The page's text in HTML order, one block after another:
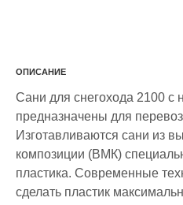
ОПИСАНИЕ
Сани для снегохода 2100 с
прeдназначены для
Изготавливаются caни из
композиции (ВМК)
плaстика. Современные
сделать пластик